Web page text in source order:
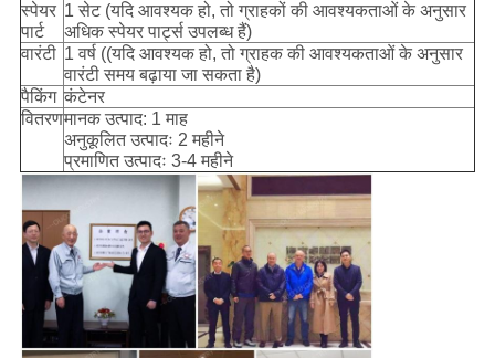
स्पेयर
पार्ट
1 सेट (यदि आवश्यक हो, तो ग्राहकों की आवश्यकताओं के अनुसार
अधिक स्पेयर पार्ट्स उपलब्ध हैं)
वारंटी 1 वर्ष ((यदि आवश्यक हो, तो ग्राहक की आवश्यकताओं के अनुसार
वारंटी समय बढ़ाया जा सकता है)
पैकिंग कंटेनर
वितरणमानक उत्पाद: 1 माह
अनुकूलित उत्पादः 2 महीने
प्रमाणित उत्पादः 3-4 महीने